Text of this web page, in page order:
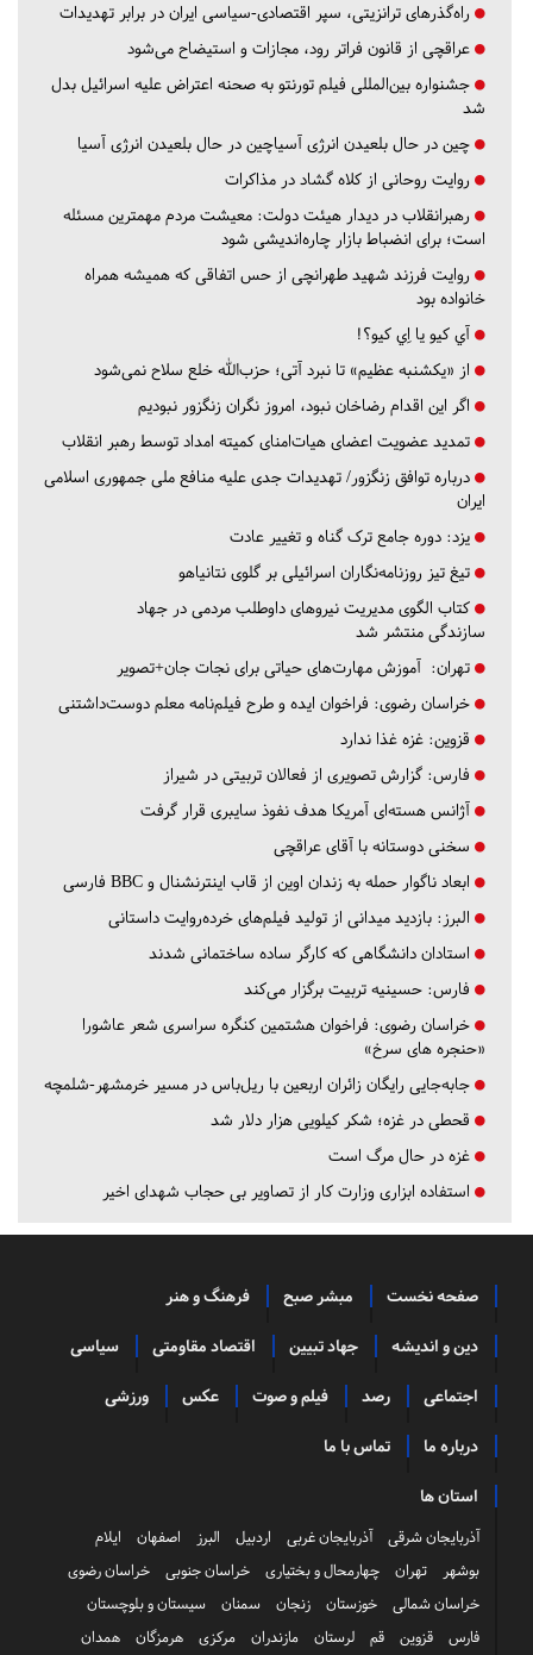
راه‌گذرهای ترانزیتی، سپر اقتصادی-سیاسی ایران در برابر تهدیدات
عراقچی از قانون فراتر رود، مجازات و استیضاح می‌شود
جشنواره بین‌المللی فیلم تورنتو به صحنه اعتراض علیه اسرائیل بدل
شد
چین در حال بلعیدن انرژی آسیاچین در حال بلعیدن انرژی آسیا
روایت روحانی از کلاه گشاد در مذاکرات
رهبرانقلاب در دیدار هیئت دولت: معیشت مردم مهمترین مسئله
است؛ برای انضباط بازار چاره‌اندیشی شود
روایت فرزند شهید طهرانچی از حس اتفاقی که همیشه همراه
خانواده بود
آي كيو يا اِي كيو؟!
از «یکشنبه عظیم» تا نبرد آتی؛ حزب‌الله خلع سلاح نمی‌شود
اگر این اقدام رضاخان نبود، امروز نگران زنگزور نبودیم
تمدید عضویت اعضای هیات‌امنای کمیته امداد توسط رهبر انقلاب
درباره توافق زنگزور/ تهدیدات جدی علیه منافع ملی جمهوری اسلامی
ایران
یزد: دوره جامع ترک گناه و تغییر عادت
تیغ تیز روزنامه‌نگاران اسرائیلی بر گلوی نتانیاهو
کتاب الگوی مدیریت نیروهای داوطلب مردمی در جهاد
سازندگی منتشر شد
تهران: آموزش مهارت‌های حیاتی برای نجات جان+تصویر
خراسان رضوی: فراخوان ایده و طرح فیلم‌نامه معلم دوست‌داشتنی
قزوین: غزه غذا ندارد
فارس: گزارش تصویری از فعالان تربیتی در شیراز
آژانس هسته‌ای آمریکا هدف نفوذ سایبری قرار گرفت
سخنی دوستانه با آقای عراقچی
ابعاد ناگوار حمله به زندان اوین از قاب اینترنشنال و BBC فارسی
البرز: بازدید میدانی از تولید فیلم‌های خرده‌روایت داستانی
استادان دانشگاهی که کارگر ساده ساختمانی شدند
فارس: حسینیه تربیت برگزار می‌کند
خراسان رضوی: فراخوان هشتمین کنگره سراسری شعر عاشورا
«حنجره های سرخ»
جابه‌جایی رایگان زائران اربعین با ریل‌باس در مسیر خرمشهر-شلمچه
قحطی در غزه؛ شکر کیلویی هزار دلار شد
غزه در حال مرگ است
استفاده ابزاری وزارت کار از تصاویر بی حجاب شهدای اخیر
صفحه نخست مبشر صبح فرهنگ و هنر
دین و اندیشه جهاد تبیین اقتصاد مقاومتی سیاسی
اجتماعی رصد فیلم و صوت عکس ورزشی
درباره ما تماس با ما
استان ها
آذربایجان شرقی آذربایجان غربی اردبیل البرز اصفهان
ایلام
بوشهر
تهران چهارمحال و بختیاری خراسان جنوبی
خراسان رضوی
خراسان شمالی
خوزستان زنجان سمنان
سیستان و بلوچستان
فارس
قزوین قم لرستان مازندران مرکزی هرمزگان همدان